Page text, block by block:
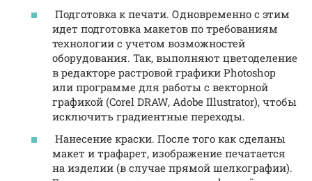
Подготовка к печати. Одновременно с этим
идет подготовка макетов по требованиям
технологии с учетом возможностей
оборудования. Так, выполняют цветоделение
в редакторе растровой графики Photoshop
или программе для работы с векторной
графикой (Corel DRAW, Adobe Illustrator), чтобы
исключить градиентные переходы.
Нанесение краски. После того как сделаны
макет и трафарет, изображение печатается
на изделии (в случае прямой шелкографии).